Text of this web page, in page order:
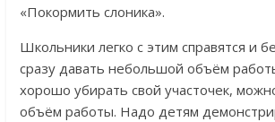
«Покормить слоника».
Школьники легко с этим справятся и
сразу давать небольшой объём
хорошо убирать свой участочек,
объём работы. Надо детям